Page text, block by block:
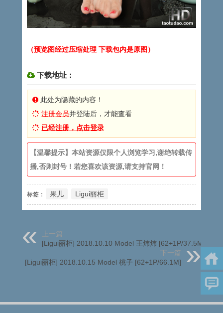
（预览图经过压缩处理 下载包内是原图）
下载地址：
此处为隐藏的内容！
注册会员并登陆后，才能查看
已经注册，点击登录
【温馨提示】本站资源仅限个人浏览学习,谢绝转载传
播,否则封号！若您喜欢该资源,请支持官网！
标签： 果儿 Ligui丽柜
上一篇
[Ligui丽柜] 2018.10.10 Model 王炜炜 [62+1P/37.5M]
下一篇
[Ligui丽柜] 2018.10.15 Model 桃子 [62+1P/66.1M]